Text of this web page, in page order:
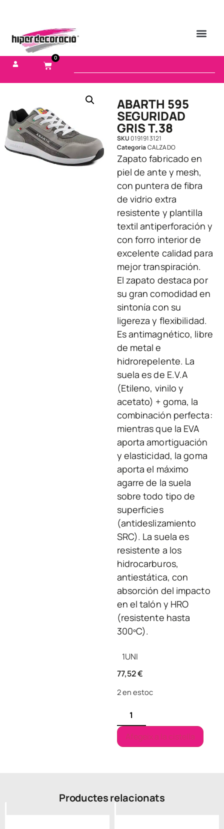
0
ABARTH 595
SEGURIDAD
GRIS T.38
SKU0191913121
CategoriaCALZADO
Zapato fabricado en
piel de ante y mesh,
con puntera de fibra
de vidrio extra
resistente y plantilla
textil antiperforación y
con forro interior de
excelente calidad para
mejor transpiración.
El zapato destaca por
su gran comodidad en
sintonía con su
ligereza y flexibilidad.
Es antimagnético, libre
de metal e
hidrorepelente. La
suela es de E.V.A
(Etileno, vinilo y
acetato) + goma, la
combinación perfecta:
mientras que la EVA
aporta amortiguación
y elasticidad, la goma
aporta el máximo
agarre de la suela
sobre todo tipo de
superficies
(antideslizamiento
SRC). La suela es
resistente a los
hidrocarburos,
antiestática, con
absorción del impacto
en el talón y HRO
(resistente hasta
300ºC).
1UNI
77,52€
2 en estoc
Afegeix a la cistella
Productes relacionats